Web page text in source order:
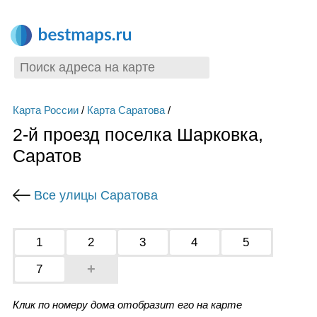
Карта России/ Карта Саратова/
2-й проезд поселка Шарковка,
Саратов
Все улицы Саратова
1 2 3 4
5
7
+
Клик по номеру дома отобразит его на карте